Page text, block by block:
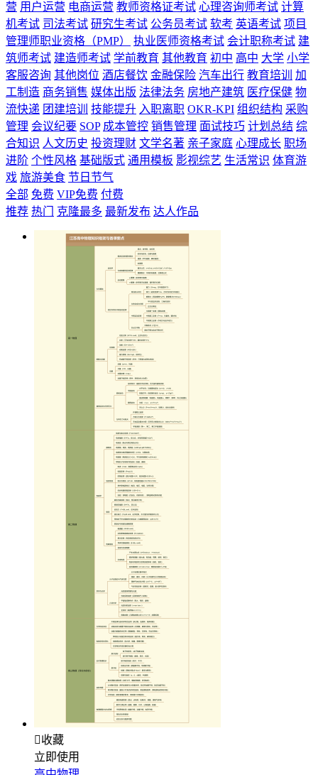
营 用户运营 电商运营 教师资格证考试 心理咨询师考试 计算
机考试 司法考试 研究生考试 公务员考试 软考 英语考试 项目
管理师职业资格（PMP）
执业医师资格考试 会计职称考试 建
筑师考试 建造师考试 学前教育 其他教育 初中 高中 大学 小学
客服咨询 其他岗位 酒店餐饮 金融保险 汽车出行 教育培训
加
工制造 商务销售 媒体出版 法律法务 房地产建筑 医疗保健 物
流快递 团建培训 技能提升 入职离职 OKR-KPI 组织结构 采购
管理 会议纪要 SOP 成本管控 销售管理 面试技巧 计划总结 综
合知识 人文历史 投资理财 文学名著 亲子家庭 心理成长 职场
进阶 个性风格 基础版式 通用模板 影视综艺 生活常识 体育游
戏 旅游美食 节日节气
全部 免费 VIP免费 付费
推荐 热门 克隆最多 最新发布 达人作品
收藏
立即使用